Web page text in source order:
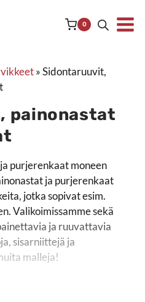
0
»Sidontaruuvit,
painonastat
purjerenkaat moneen
ja purjerenkaat
jotka sopivat esim.
Valikoimissamme sekä
ja ruuvattavia
sisarniittejä ja
malleja!